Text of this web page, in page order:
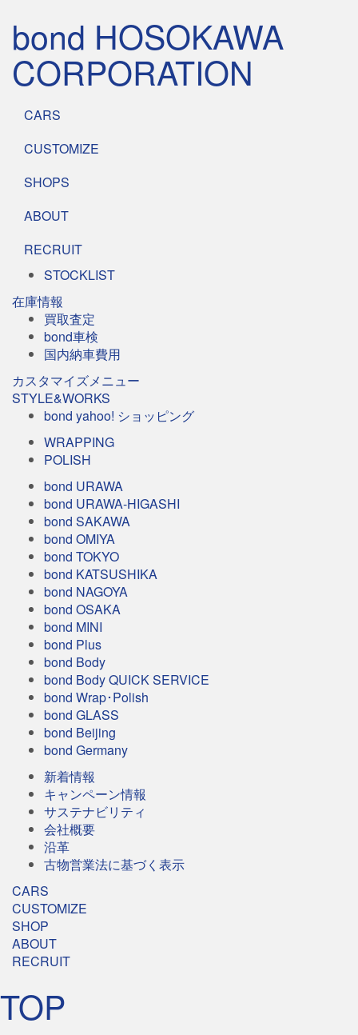
bond HOSOKAWA
CORPORATION
CARS
CUSTOMIZE
SHOPS
ABOUT
RECRUIT
STOCKLIST
在庫情報
買取査定
bond車検
国内納車費用
カスタマイズメニュー
STYLE&WORKS
bond yahoo! ショッピング
WRAPPING
POLISH
bond URAWA
bond URAWA-HIGASHI
bond SAKAWA
bond OMIYA
bond TOKYO
bond KATSUSHIKA
bond NAGOYA
bond OSAKA
bond MINI
bond Plus
bond Body
bond Body QUICK SERVICE
bond Wrap･Polish
bond GLASS
bond Beijing
bond Germany
新着情報
キャンペーン情報
サステナビリティ
会社概要
沿革
古物営業法に基づく表示
CARS
CUSTOMIZE
SHOP
ABOUT
RECRUIT
TOP